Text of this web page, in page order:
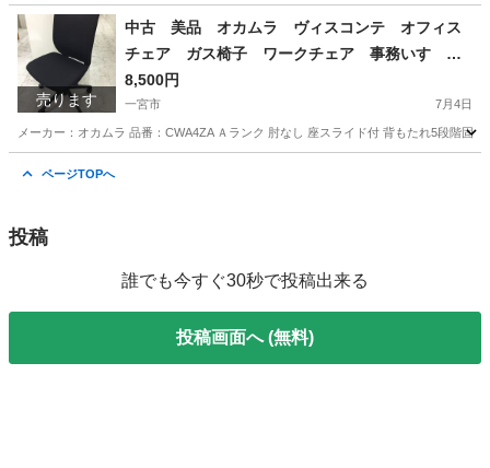
愛知 一宮市 その他 ホームページ
売ります
中古 美品 オカムラ ヴィスコンテ オフィス
チェア ガス椅子 ワークチェア 事務いす デ
スクチェア 高機能チェア OAチェア 肘なし
座スライド付 背もたれ5段階固定 愛知 一宮
市 江南市 稲沢市 岩倉市 名古屋 岐阜 各
務ヶ原 羽島 三重 グッドプライス一宮
8,500円
一宮市 7月4日
メーカー：オカムラ 品番：CWA4ZA Ａランク 肘なし 座スライド付 背もたれ5段階
ページTOPへ
投稿
誰でも今すぐ30秒で投稿出来る
投稿画面へ (無料)